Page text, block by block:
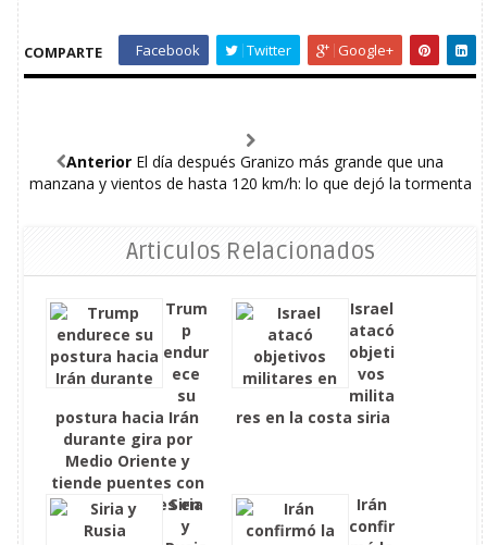
COMPARTE Facebook Twitter Google+
Anterior El día después Granizo más grande que una
manzana y vientos de hasta 120 km/h: lo que dejó la tormenta
Articulos Relacionados
Trum
p
endur
ece
su
postura hacia Irán
durante gira por
Medio Oriente y
tiende puentes con
nuevos actores en
Siria
Israel
atacó
objeti
vos
milita
res en la costa siria
Siria
y
Irán
confir